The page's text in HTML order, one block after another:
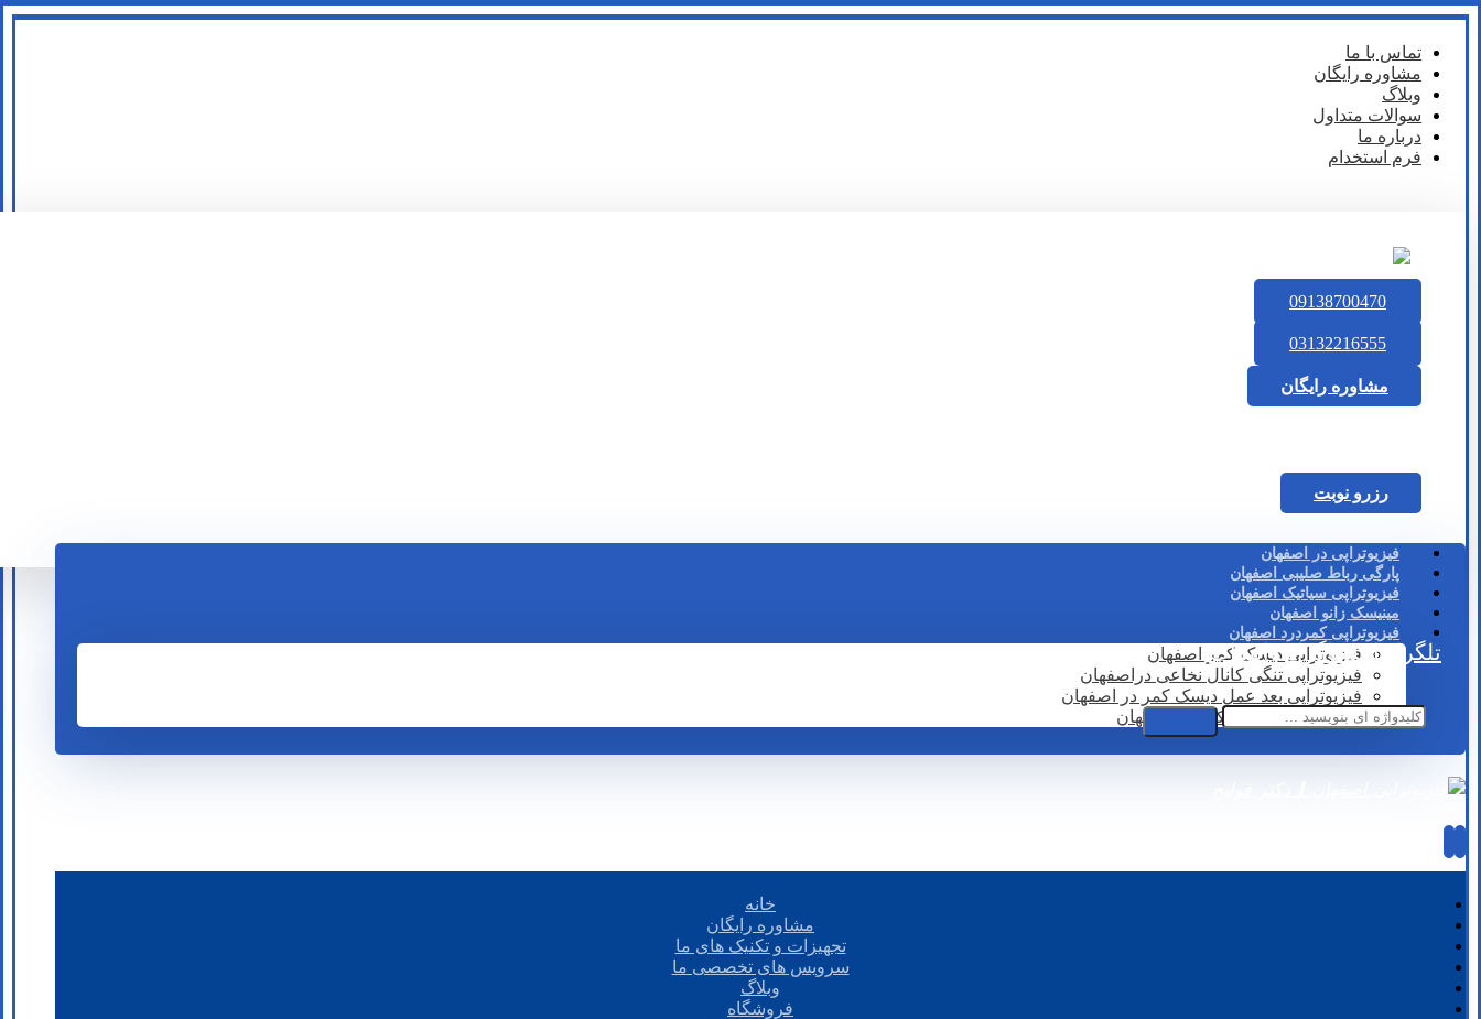
تماس با ما
مشاوره رایگان
وبلاگ
سوالات متداول
درباره ما
فرم استخدام
09138700470
03132216555
مشاوره رایگان
رزرو نوبت
فیزیوتراپی در اصفهان
پارگی رباط صلیبی اصفهان
فیزیوتراپی سیاتیک اصفهان
مینیسک زانو اصفهان
فیزیوتراپی کمردرد اصفهان
فیزیوتراپی دیسک کمر اصفهان
فیزیوتراپی تنگی کانال نخاعی دراصفهان
فیزیوتراپی بعد عمل دیسک کمر در اصفهان
لیزر درمانی دیسک کمر در اصفهان
تلگرام اینستاگرام واتساپ
خانه
مشاوره رایگان
تجهیزات و تکنیک های ما
سرویس های تخصصی ما
وبلاگ
فروشگاه